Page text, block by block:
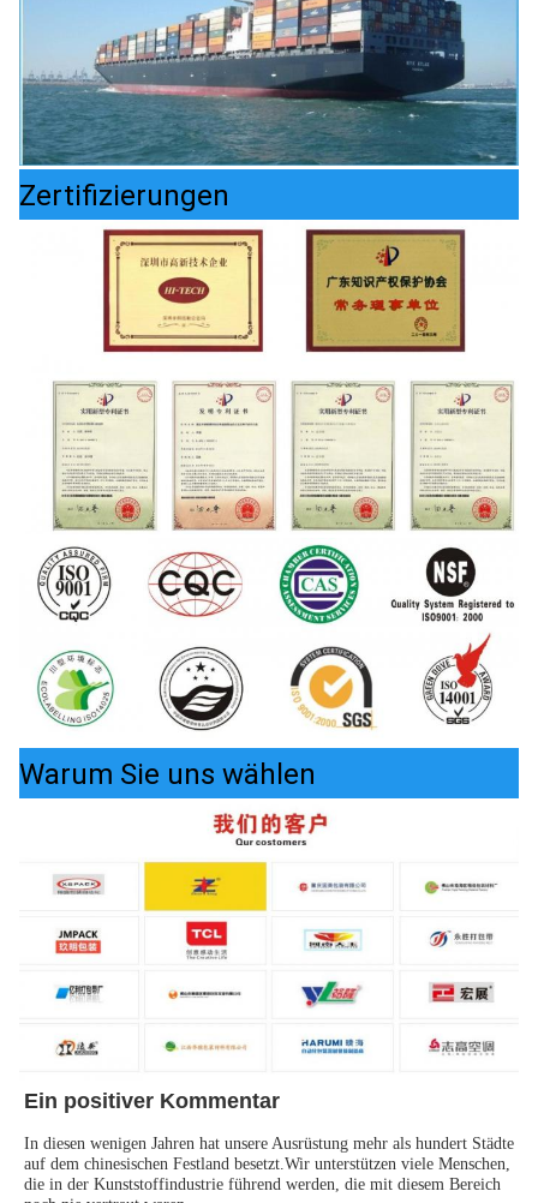
Zertifizierungen
Warum Sie uns wählen
Ein positiver Kommentar
In diesen wenigen Jahren hat unsere Ausrüstung mehr als hundert Städte
auf dem chinesischen Festland besetzt.Wir unterstützen viele Menschen,
die in der Kunststoffindustrie führend werden, die mit diesem Bereich